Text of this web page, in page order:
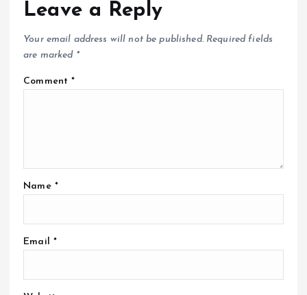
Leave a Reply
Your email address will not be published. Required fields
are marked *
Comment*
Name *
Email *